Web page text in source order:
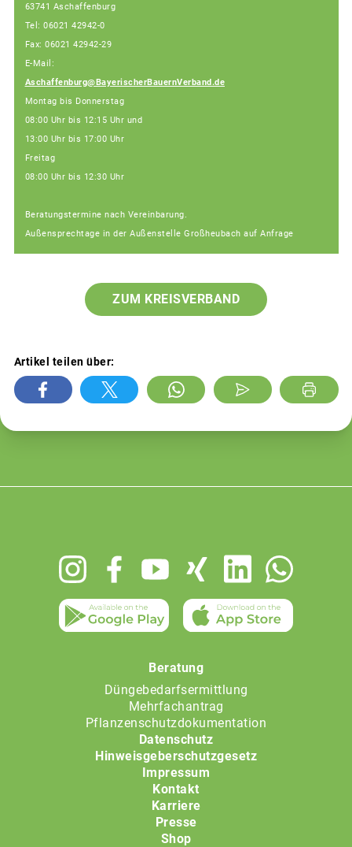
63741 Aschaffenburg
Tel: 06021 42942-0
Fax: 06021 42942-29
E-Mail:
Aschaffenburg@BayerischerBauernVerband.de
Montag bis Donnerstag
08:00 Uhr bis 12:15 Uhr und
13:00 Uhr bis 17:00 Uhr
Freitag
08:00 Uhr bis 12:30 Uhr
Beratungstermine nach Vereinbarung.
Außensprechtage in der Außenstelle Großheubach auf Anfrage
ZUM KREISVERBAND
Artikel teilen über:
Beratung
Düngebedarfsermittlung
Mehrfachantrag
Pflanzenschutzdokumentation
Datenschutz
Hinweisgeberschutzgesetz
Impressum
Kontakt
Karriere
Presse
Shop